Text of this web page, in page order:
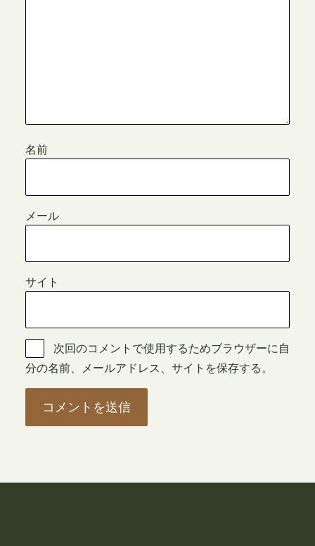
名前
メール
サイト
次回のコメントで使用するためブラウザーに自
分の名前、メールアドレス、サイトを保存する。